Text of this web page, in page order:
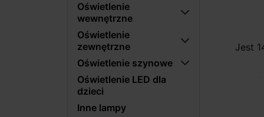
Oświetlenie
wewnętrzne
Oświetlenie
zewnętrzne
Oświetlenie szynowe
Oświetlenie LED dla
dzieci
Inne lampy
Jest